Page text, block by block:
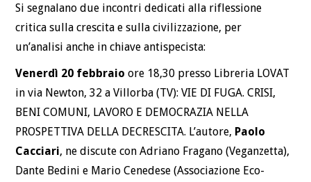
Si segnalano due incontri dedicati alla riflessione
critica sulla crescita e sulla civilizzazione, per
un’analisi anche in chiave antispecista:
Venerdì 20 febbraio ore 18,30 presso Libreria LOVAT
in via Newton, 32 a Villorba (TV): VIE DI FUGA. CRISI,
BENI COMUNI, LAVORO E DEMOCRAZIA NELLA
PROSPETTIVA DELLA DECRESCITA. L’autore, Paolo
Cacciari, ne discute con Adriano Fragano (Veganzetta),
Dante Bedini e Mario Cenedese (Associazione Eco-